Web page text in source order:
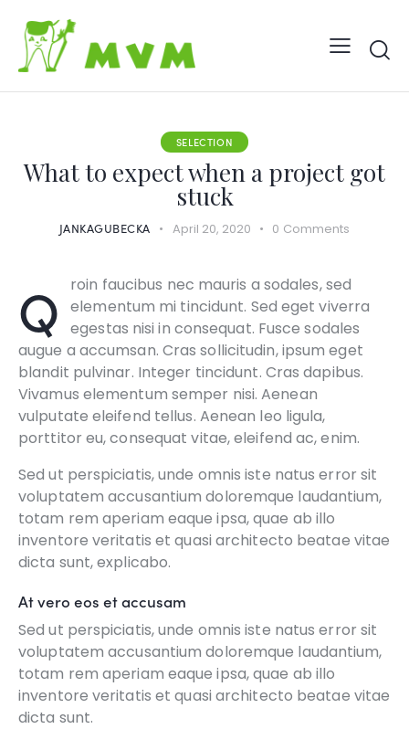
SELECTION
What to expect when a project got
stuck
JANKAGUBECKA April 20, 2020 0 Comments
Qroin faucibus nec mauris a sodales, sed
elementum mi tincidunt. Sed eget viverra
egestas nisi in consequat. Fusce sodales
augue a accumsan. Cras sollicitudin, ipsum eget
blandit pulvinar. Integer tincidunt. Cras dapibus.
Vivamus elementum semper nisi. Aenean
vulputate eleifend tellus. Aenean leo ligula,
porttitor eu, consequat vitae, eleifend ac, enim.
Sed ut perspiciatis, unde omnis iste natus error sit
voluptatem accusantium doloremque laudantium,
totam rem aperiam eaque ipsa, quae ab illo
inventore veritatis et quasi architecto beatae vitae
dicta sunt, explicabo.
At vero eos et accusam
Sed ut perspiciatis, unde omnis iste natus error sit
voluptatem accusantium doloremque laudantium,
totam rem aperiam eaque ipsa, quae ab illo
inventore veritatis et quasi architecto beatae vitae
dicta sunt.